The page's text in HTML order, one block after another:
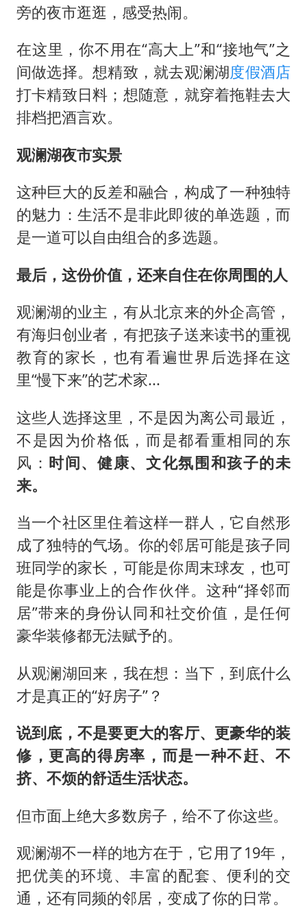
旁的夜市逛逛，感受热闹。
在这里，你不用在“高大上”和“接地气”之
间做选择。想精致，就去观澜湖度假酒店
打卡精致日料；想随意，就穿着拖鞋去大
排档把酒言欢。
观澜湖夜市实景
这种巨大的反差和融合，构成了一种独特
的魅力：生活不是非此即彼的单选题，而
是一道可以自由组合的多选题。
最后，这份价值，还来自住在你周围的人
观澜湖的业主，有从北京来的外企高管，
有海归创业者，有把孩子送来读书的重视
教育的家长，也有看遍世界后选择在这
里“慢下来”的艺术家...
这些人选择这里，不是因为离公司最近，
不是因为价格低，而是都看重相同的东
风： 时间、健康、文化氛围和孩子的未
来。
当一个社区里住着这样一群人，它自然形
成了独特的气场。你的邻居可能是孩子同
班同学的家长，可能是你周末球友，也可
能是你事业上的合作伙伴。这种“择邻而
居”带来的身份认同和社交价值，是任何
豪华装修都无法赋予的。
从观澜湖回来，我在想：当下，到底什么
才是真正的“好房子”？
说到底，不是要更大的客厅、更豪华的装
修，更高的得房率，而是一种不赶、不
挤、不烦的舒适生活状态。
但市面上绝大多数房子，给不了你这些。
观澜湖不一样的地方在于，它用了19年，
把优美的环境、丰富的配套、便利的交
通，还有同频的邻居，变成了你的日常。